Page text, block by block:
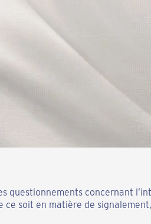
questionnements concernant
ce soit en matière de